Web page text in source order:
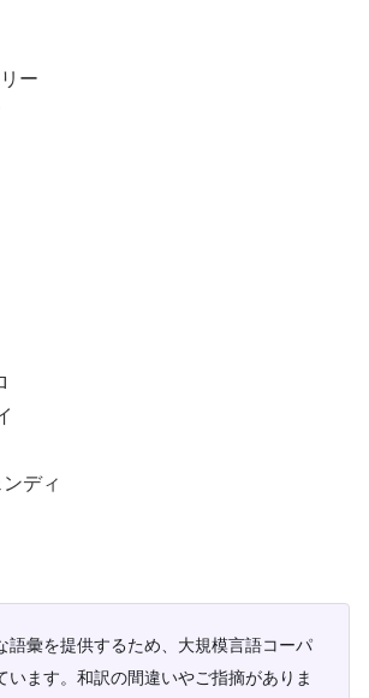
ー
ディ
語彙を提供するため、大規模言語コーパ
います。和訳の間違いやご指摘がありま